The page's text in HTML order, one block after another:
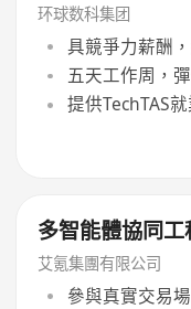
环球数科集团
具競爭力薪酬
五天工作周，
提供TechTAS
多智能體協同工
艾氪集團有限公司
參與真實交易